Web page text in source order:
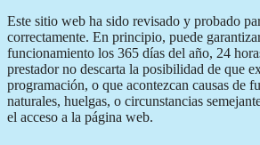
Este sitio web ha sido revisado y probado
correctamente. En principio, puede
funcionamiento los 365 días del año, 24
prestador no descarta la posibilidad de que
programación, o que acontezcan causas de
naturales, huelgas, o circunstancias
el acceso a la página web.